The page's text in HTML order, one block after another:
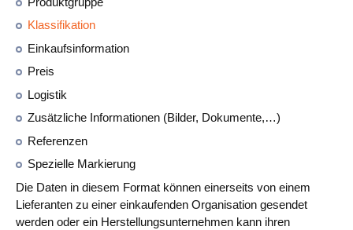
Klassifikation
Einkaufsinformation
Preis
Logistik
Zusätzliche Informationen (Bilder, Dokumente,…)
Referenzen
Spezielle Markierung
Die Daten in diesem Format können einerseits von einem
Lieferanten zu einer einkaufenden Organisation gesendet
werden oder ein Herstellungsunternehmen kann ihren